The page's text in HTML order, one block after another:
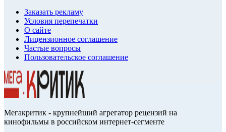
Заказать рекламу
Условия перепечатки
О сайте
Лицензионное соглашение
Частые вопросы
Пользовательское соглашение
Мегакритик - крупнейший агрегатор рецензий на
кинофильмы в российском интернет-сегменте